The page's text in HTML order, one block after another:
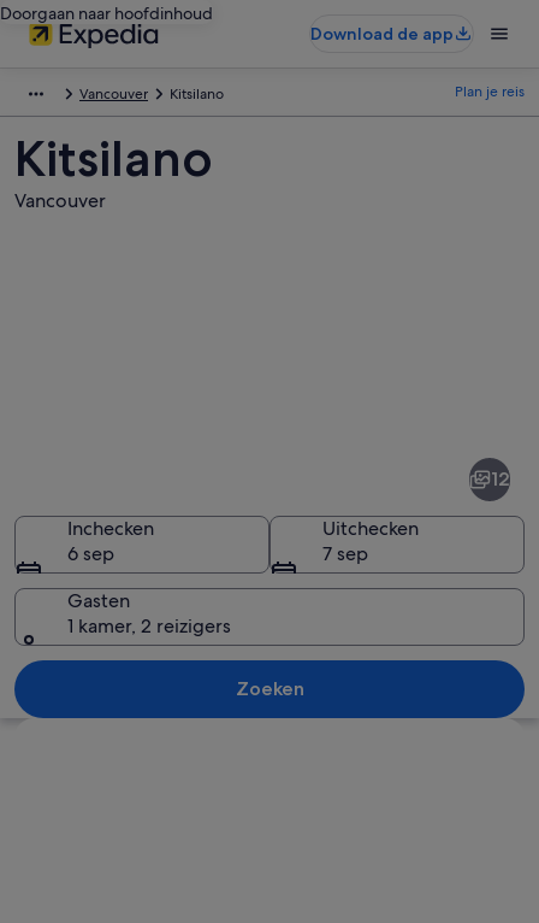
Doorgaan naar hoofdinhoud
Download de app
Vancouver Kitsilano Plan je reis
Kitsilano
Vancouver
Een stadshemelbeeld in de
12
Inchecken
6 sep
Uitchecken
7 sep
Gasten
1 kamer, 2 reizigers
Zoeken